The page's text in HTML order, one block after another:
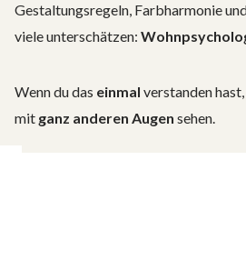
Gestaltungsregeln, Farbharmonie
viele unterschätzen:
Wenn du das einmal verstanden
mit ganz anderen Augen sehen.